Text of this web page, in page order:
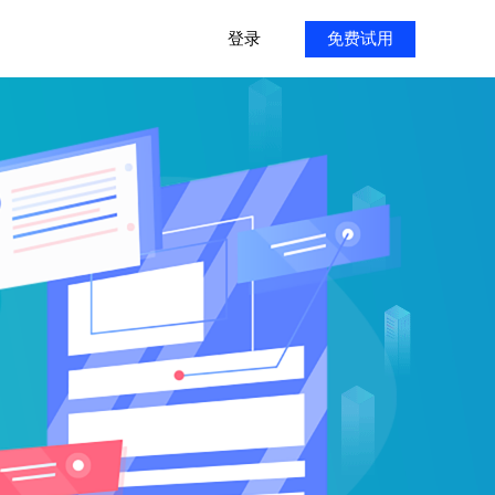
登录 免费试用